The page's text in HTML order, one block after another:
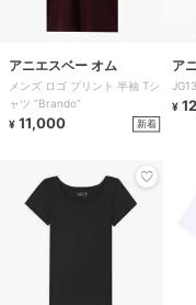
アニエスベー オム
メンズ ロゴ プリント 半袖 Tシ
ャツ ”Brando”
¥ 11,000 新着
ア
¥